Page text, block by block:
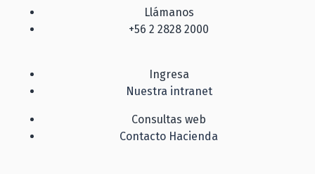
Llámanos
+56 2 2828 2000
Ingresa
Nuestra intranet
Consultas web
Contacto Hacienda